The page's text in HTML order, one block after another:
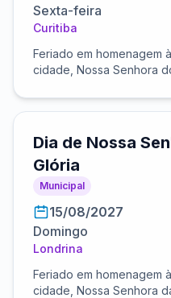
Sexta-feira
Curitiba
Feriado em homenagem
cidade, Nossa Senhora
Dia de Nossa
Glória
Municipal
15/08/2027
Domingo
Londrina
Feriado em homenagem
cidade, Nossa Senhora